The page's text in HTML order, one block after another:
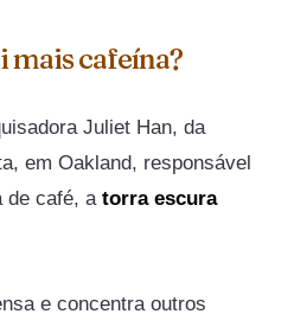
mais cafeína?
Juliet Han, da
em Oakland, responsável
de café, atorra escura
e concentra outros